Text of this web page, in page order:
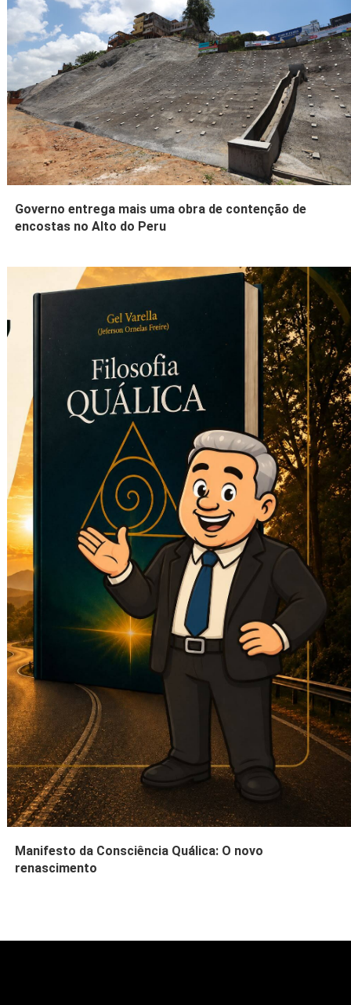
Governo entrega mais uma obra de contenção de
encostas no Alto do Peru
Manifesto da Consciência Quálica: O novo
renascimento